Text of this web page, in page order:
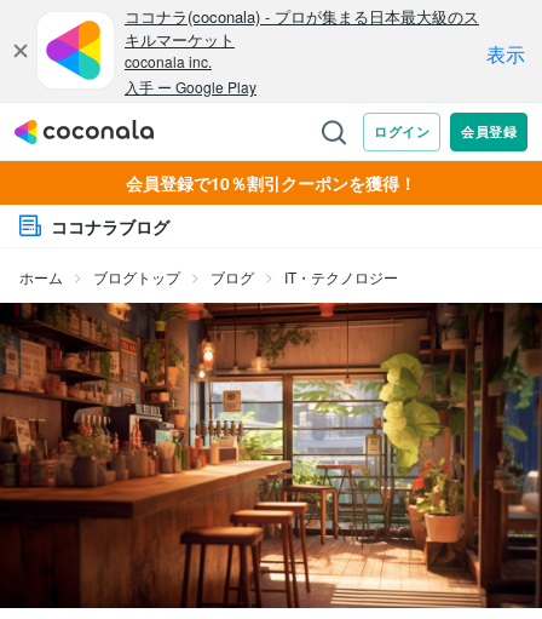
会員登録で10％割引クーポンを獲得！
ココナラブログ
ホーム ブログトップ ブログ IT・テクノロジー